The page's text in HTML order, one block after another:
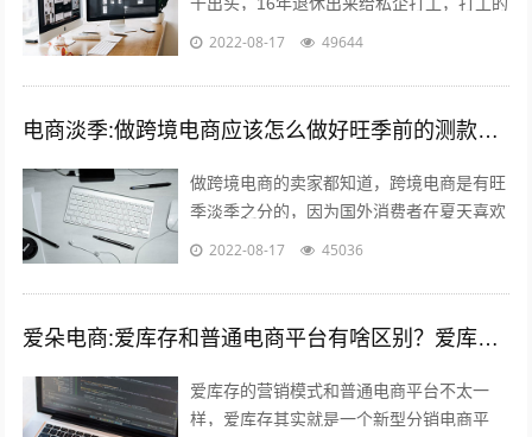
工资要高于开滦，劳动强度比开滦轻松多
2022-08-17 49644
电商淡季:做跨境电商应该怎么做好旺季前的测款和备货呢？
做跨境电商的卖家都知道，跨境电商是有旺
季淡季之分的，因为国外消费者在夏天喜欢
到处去度假之类的，期间并不会经常上网购
2022-08-17 45036
爱朵电商:爱库存和普通电商平台有啥区别？爱库存怎么赚钱？
爱库存的营销模式和普通电商平台不太一
样，爱库存其实就是一个新型分销电商平